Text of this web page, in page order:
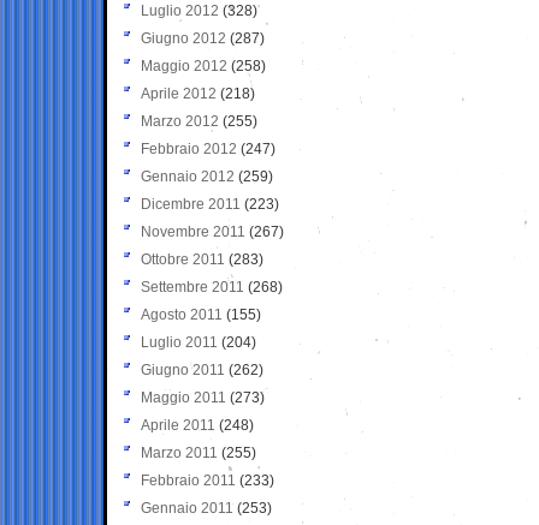
Luglio 2012 (328)
Giugno 2012 (287)
Maggio 2012 (258)
Aprile 2012 (218)
Marzo 2012 (255)
Febbraio 2012 (247)
Gennaio 2012 (259)
Dicembre 2011 (223)
Novembre 2011 (267)
Ottobre 2011 (283)
Settembre 2011 (268)
Agosto 2011 (155)
Luglio 2011 (204)
Giugno 2011 (262)
Maggio 2011 (273)
Aprile 2011 (248)
Marzo 2011 (255)
Febbraio 2011 (233)
Gennaio 2011 (253)